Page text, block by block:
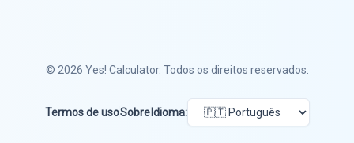
© 2026 Yes! Calculator. Todos os direitos reservados.
Termos de usoSobre Idioma: